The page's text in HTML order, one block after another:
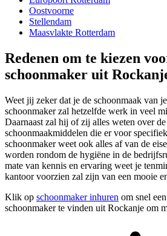
Oostvoorne
Stellendam
Maasvlakte Rotterdam
Redenen om te kiezen
schoonmaker uit
Weet jij zeker dat je de schoonmaak van
schoonmaker zal hetzelfde werk in veel
Daarnaast zal hij of zij alles weten over
schoonmaakmiddelen die er voor
schoonmaker weet ook alles af van de
worden rondom de hygiëne in de
mate van kennis en ervaring weet je
kantoor voorzien zal zijn van een mooie
Klik op schoonmaker inhuren om snel
schoonmaker te vinden uit Rockanje om